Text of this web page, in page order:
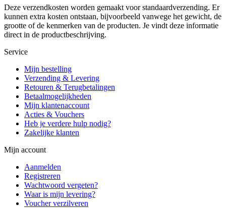
Deze verzendkosten worden gemaakt voor standaardverzending. Er
kunnen extra kosten ontstaan, bijvoorbeeld vanwege het gewicht, de
grootte of de kenmerken van de producten. Je vindt deze informatie
direct in de productbeschrijving.
Service
Mijn bestelling
Verzending & Levering
Retouren & Terugbetalingen
Betaalmogelijkheden
Mijn klantenaccount
Acties & Vouchers
Heb je verdere hulp nodig?
Zakelijke klanten
Mijn account
Aanmelden
Registreren
Wachtwoord vergeten?
Waar is mijn levering?
Voucher verzilveren